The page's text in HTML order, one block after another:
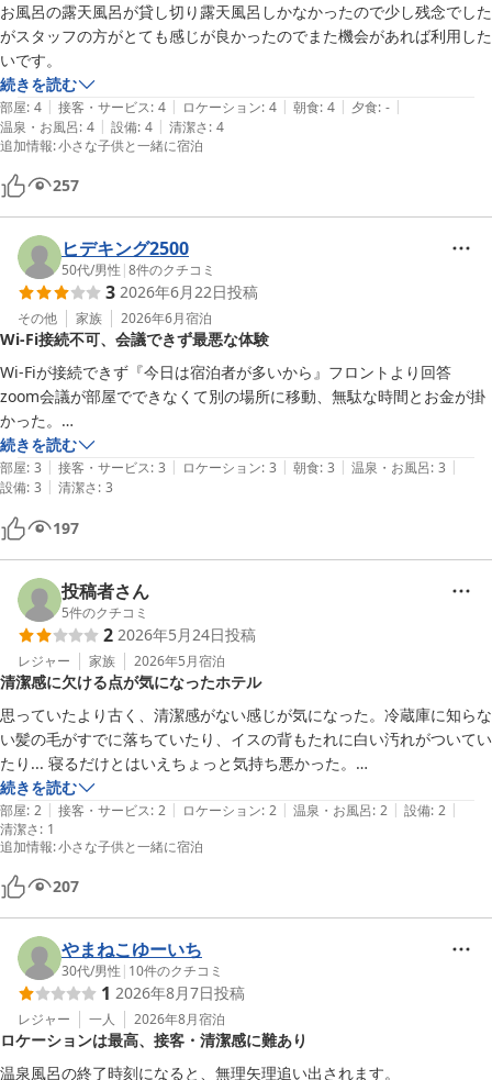
お風呂の露天風呂が貸し切り露天風呂しかなかったので少し残念でした
がスタッフの方がとても感じが良かったのでまた機会があれば利用した
いです。
続きを読む
部屋: 4 | 接客・サービス: 4 | ロケーション: 4 | 朝食: 4 | 夕食: - |
温泉・お風呂: 4 | 設備: 4 | 清潔さ: 4
追加情報:小さな子供と一緒に宿泊
257
ヒデキング2500
50代/男性 |8件のクチコミ
3 2026年6月22日投稿
その他 家族 2026年6月宿泊
Wi-Fi接続不可、会議できず最悪な体験
Wi-Fiが接続できず『今日は宿泊者が多いから』フロントより回答
zoom会議が部屋でできなくて別の場所に移動、無駄な時間とお金が掛
かった。
フロントから『一旦切りますので15分ぐらいが接続してください』そ
れからなしのつぶて最悪です次はありません。
続きを読む
部屋: 3 | 接客・サービス: 3 | ロケーション: 3 | 朝食: 3 | 温泉・お風呂: 3 |
設備: 3 | 清潔さ: 3
197
投稿者さん
5件のクチコミ
2 2026年5月24日投稿
レジャー 家族 2026年5月宿泊
清潔感に欠ける点が気になったホテル
思っていたより古く、清潔感がない感じが気になった。冷蔵庫に知らな
い髪の毛がすでに落ちていたり、イスの背もたれに白い汚れがついてい
たり... 寝るだけとはいえちょっと気持ち悪かった。
一階にあるトイレも使用しましたが変な匂いがしました。
続きを読む
部屋: 2 | 接客・サービス: 2 | ロケーション: 2 | 温泉・お風呂: 2 | 設備: 2 |
清潔さ: 1
追加情報:小さな子供と一緒に宿泊
207
やまねこゆーいち
30代/男性 | 10件のクチコミ
1 2026年8月7日投稿
レジャー 一人 2026年8月宿泊
ロケーションは最高、接客・清潔感に難あり
温泉風呂の終了時刻になると、無理矢理追い出されます。